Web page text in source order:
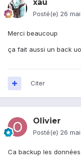
xau
Posté(e) 26
Merci beaucoup
ça fait aussi un back
Citer
Olivier
Posté(e) 26
Ca backup les